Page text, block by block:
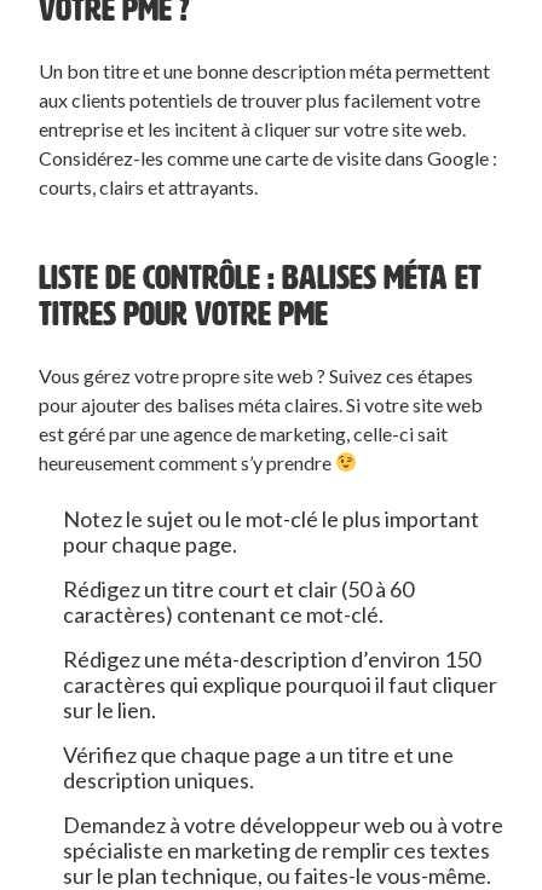
VOTRE PME ?
Un bon titre et une bonne description méta permettent
aux clients potentiels de trouver plus facilement votre
entreprise et les incitent à cliquer sur votre site web.
Considérez-les comme une carte de visite dans Google :
courts, clairs et attrayants.
LISTE DE CONTRÔLE : BALISES MÉTA ET
TITRES POUR VOTRE PME
Vous gérez votre propre site web ? Suivez ces étapes
pour ajouter des balises méta claires. Si votre site web
est géré par une agence de marketing, celle-ci sait
heureusement comment s’y prendre
Notez le sujet ou le mot-clé le plus important
pour chaque page.
Rédigez un titre court et clair (50 à 60
caractères) contenant ce mot-clé.
Rédigez une méta-description d’environ 150
caractères qui explique pourquoi il faut cliquer
sur le lien.
Vérifiez que chaque page a un titre et une
description uniques.
Demandez à votre développeur web ou à votre
spécialiste en marketing de remplir ces textes
sur le plan technique, ou faites-le vous-même.